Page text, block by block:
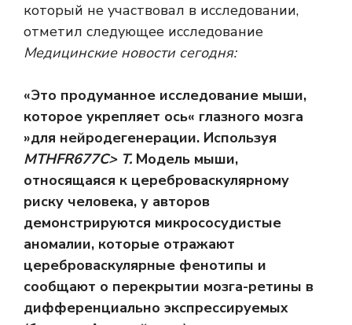
который не участвовал в исследовании,
отметил следующее исследование
Медицинские новости сегодня:
«Это продуманное исследование мыши,
которое укрепляет ось« глазного мозга
»для нейродегенерации. Используя
MTHFR677C> T. Модель мыши,
относящаяся к цереброваскулярному
риску человека, у авторов
демонстрируются микрососудистые
аномалии, которые отражают
цереброваскулярные фенотипы и
сообщают о перекрытии мозга-ретины в
дифференциально экспрессируемых